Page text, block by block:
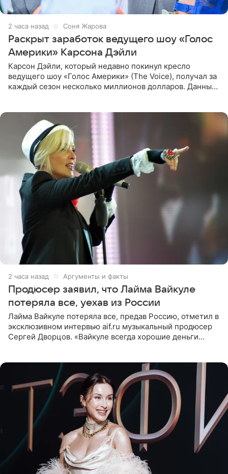
2 часа назад Соня Жарова
Раскрыт заработок ведущего шоу «Голос
Америки» Карсона Дэйли
Карсон Дэйли, который недавно покинул кресло
ведущего шоу «Голос Америки» (The Voice), получал за
каждый сезон несколько миллионов долларов. Данные
2 часа назад Аргументы и факты
Продюсер заявил, что Лайма Вайкуле
потеряла все, уехав из России
Лайма Вайкуле потеряла все, предав Россию, отметил в
эксклюзивном интервью aif.ru музыкальный продюсер
Сергей Дворцов. «Вайкуле всегда хорошие деньги